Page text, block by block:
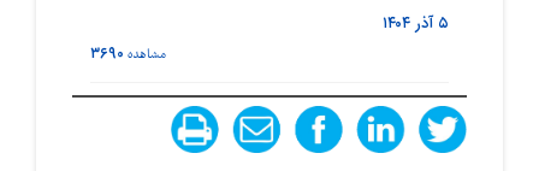
۵ آذر ۱۴۰۴
مشاهده ۳۶۹۰